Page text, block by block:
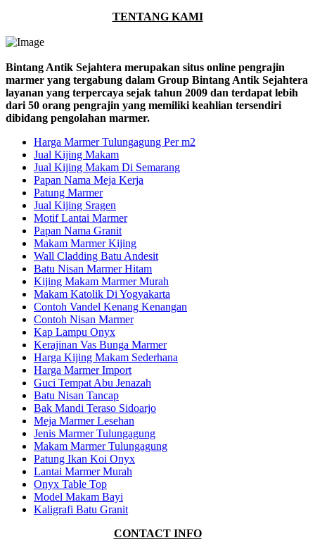
TENTANG KAMI
Bintang Antik Sejahtera merupakan situs online pengrajin
marmer yang tergabung dalam Group Bintang Antik Sejahtera
layanan yang terpercaya sejak tahun 2009 dan terdapat lebih
dari 50 orang pengrajin yang memiliki keahlian tersendiri
dibidang pengolahan marmer.
Harga Marmer Tulungagung Per m2
Jual Kijing Makam
Jual Kijing Makam Di Semarang
Papan Nama Meja Kerja
Patung Marmer
Jual Kijing Sragen
Motif Lantai Marmer
Papan Nama Granit
Makam Marmer Kijing
Wall Cladding Batu Andesit
Batu Nisan Marmer Hitam
Kijing Makam Marmer Murah
Makam Katolik Di Yogyakarta
Contoh Vandel Kenang Kenangan
Contoh Nisan Marmer
Kap Lampu Onyx
Kerajinan Vas Bunga Marmer
Harga Kijing Makam Sederhana
Harga Marmer Import
Guci Tempat Abu Jenazah
Batu Nisan Tancap
Bak Mandi Teraso Sidoarjo
Meja Marmer Lesehan
Jenis Marmer Tulungagung
Makam Marmer Tulungagung
Patung Ikan Koi Onyx
Lantai Marmer Murah
Onyx Table Top
Model Makam Bayi
Kaligrafi Batu Granit
CONTACT INFO